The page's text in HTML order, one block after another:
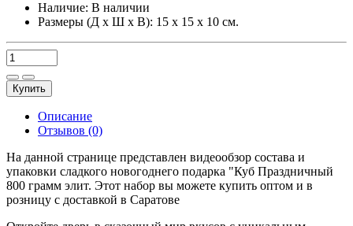
Наличие: В наличии
Размеры (Д х Ш х В): 15 х 15 х 10 см.
Купить
Описание
Отзывов (0)
На данной странице представлен видеообзор состава и
упаковки сладкого новогоднего подарка "Куб Праздничный
800 грамм элит. Этот набор вы можете купить оптом и в
розницу с доставкой в Саратове